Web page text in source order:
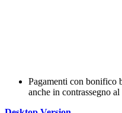
Pagamenti con bonifico
anche in contrassegno